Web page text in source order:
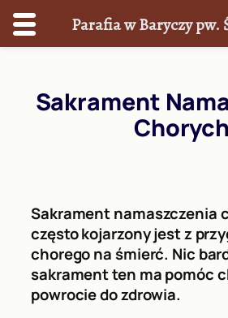
treściSakrament
Chorych
Sakrament namaszczenia
często kojarzony jest z
chorego na śmierć. Nic
sakrament ten ma pomóc
powrocie do zdrowia.
Parafia w Baryczy pw.